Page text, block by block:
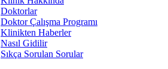
Doktorlar
Doktor Çalışma Programı
Klinikten Haberler
Nasıl Gidilir
Sıkça Sorulan Sorular